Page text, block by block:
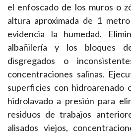
el enfoscado de los muros o
altura aproximada de 1
evidencia la humedad.
albañilería y los bloques
disgregados o
concentraciones salinas.
superficies con hidroarenado
hidrolavado a presión para
residuos de trabajos
alisados viejos,